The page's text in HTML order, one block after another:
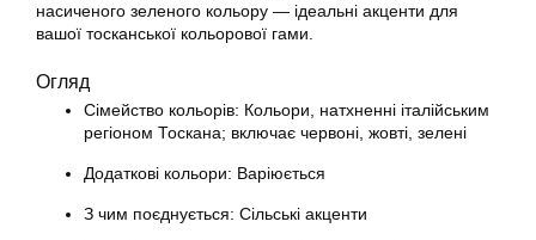
насиченого зеленого кольору — ідеальні акценти для
вашої тосканської кольорової гами.
Огляд
Сімейство кольорів: Кольори, натхненні італійським
регіоном Тоскана; включає червоні, жовті, зелені
Додаткові кольори: Варіюється
З чим поєднується: Сільські акценти